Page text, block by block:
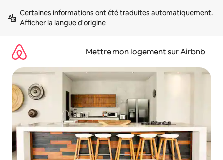
directement
Afficher la langue d'origine
Mettre mon logement sur Airbnb